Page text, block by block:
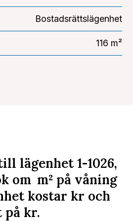
Bostadsrättslägenhet
116 m²
lägenhet 1-1026,
om m² på våning
kostar kr och
på kr.